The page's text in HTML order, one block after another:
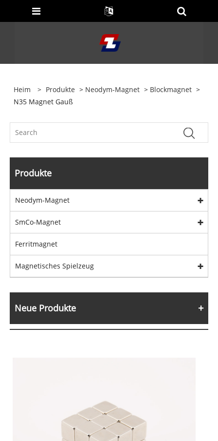
Heim > Produkte > Neodym-Magnet > Blockmagnet >
N35 Magnet Gauß
Produkte
Neodym-Magnet
SmCo-Magnet
Ferritmagnet
Magnetisches Spielzeug
Neue Produkte